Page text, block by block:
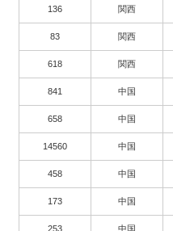
136 関西
83 関西
618 関西
841 中国
658 中国
14560 中国
458 中国
173 中国
253 中国